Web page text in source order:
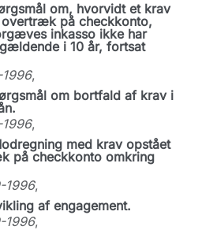
om, hvorvidt et krav
på checkkonto,
inkasso ikke har
i 10 år, fortsat
,
om bortfald af krav i
,
med krav opstået
på checkkonto omkring
1996,
af engagement.
1996,